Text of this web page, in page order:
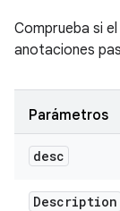
Comprueba si
anotaciones
Parámetros
desc
Description